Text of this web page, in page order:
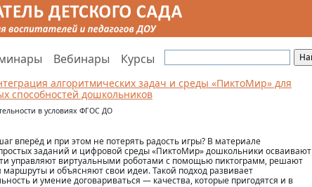
Вебинары Курсы
алгоритмических задач и среды «ПиктоМир» для
способностей дошкольников
в условиях ФГОС ДО
вперёд и при этом не потерять радость игры? В материале
заданий и цифровой среды «ПиктоМир» дошкольники осваивают
управляют виртуальными роботами с помощью пиктограмм, решают
и объясняют свои идеи. Такой подход развивает
и умение договариваться — качества, которые пригодятся и в